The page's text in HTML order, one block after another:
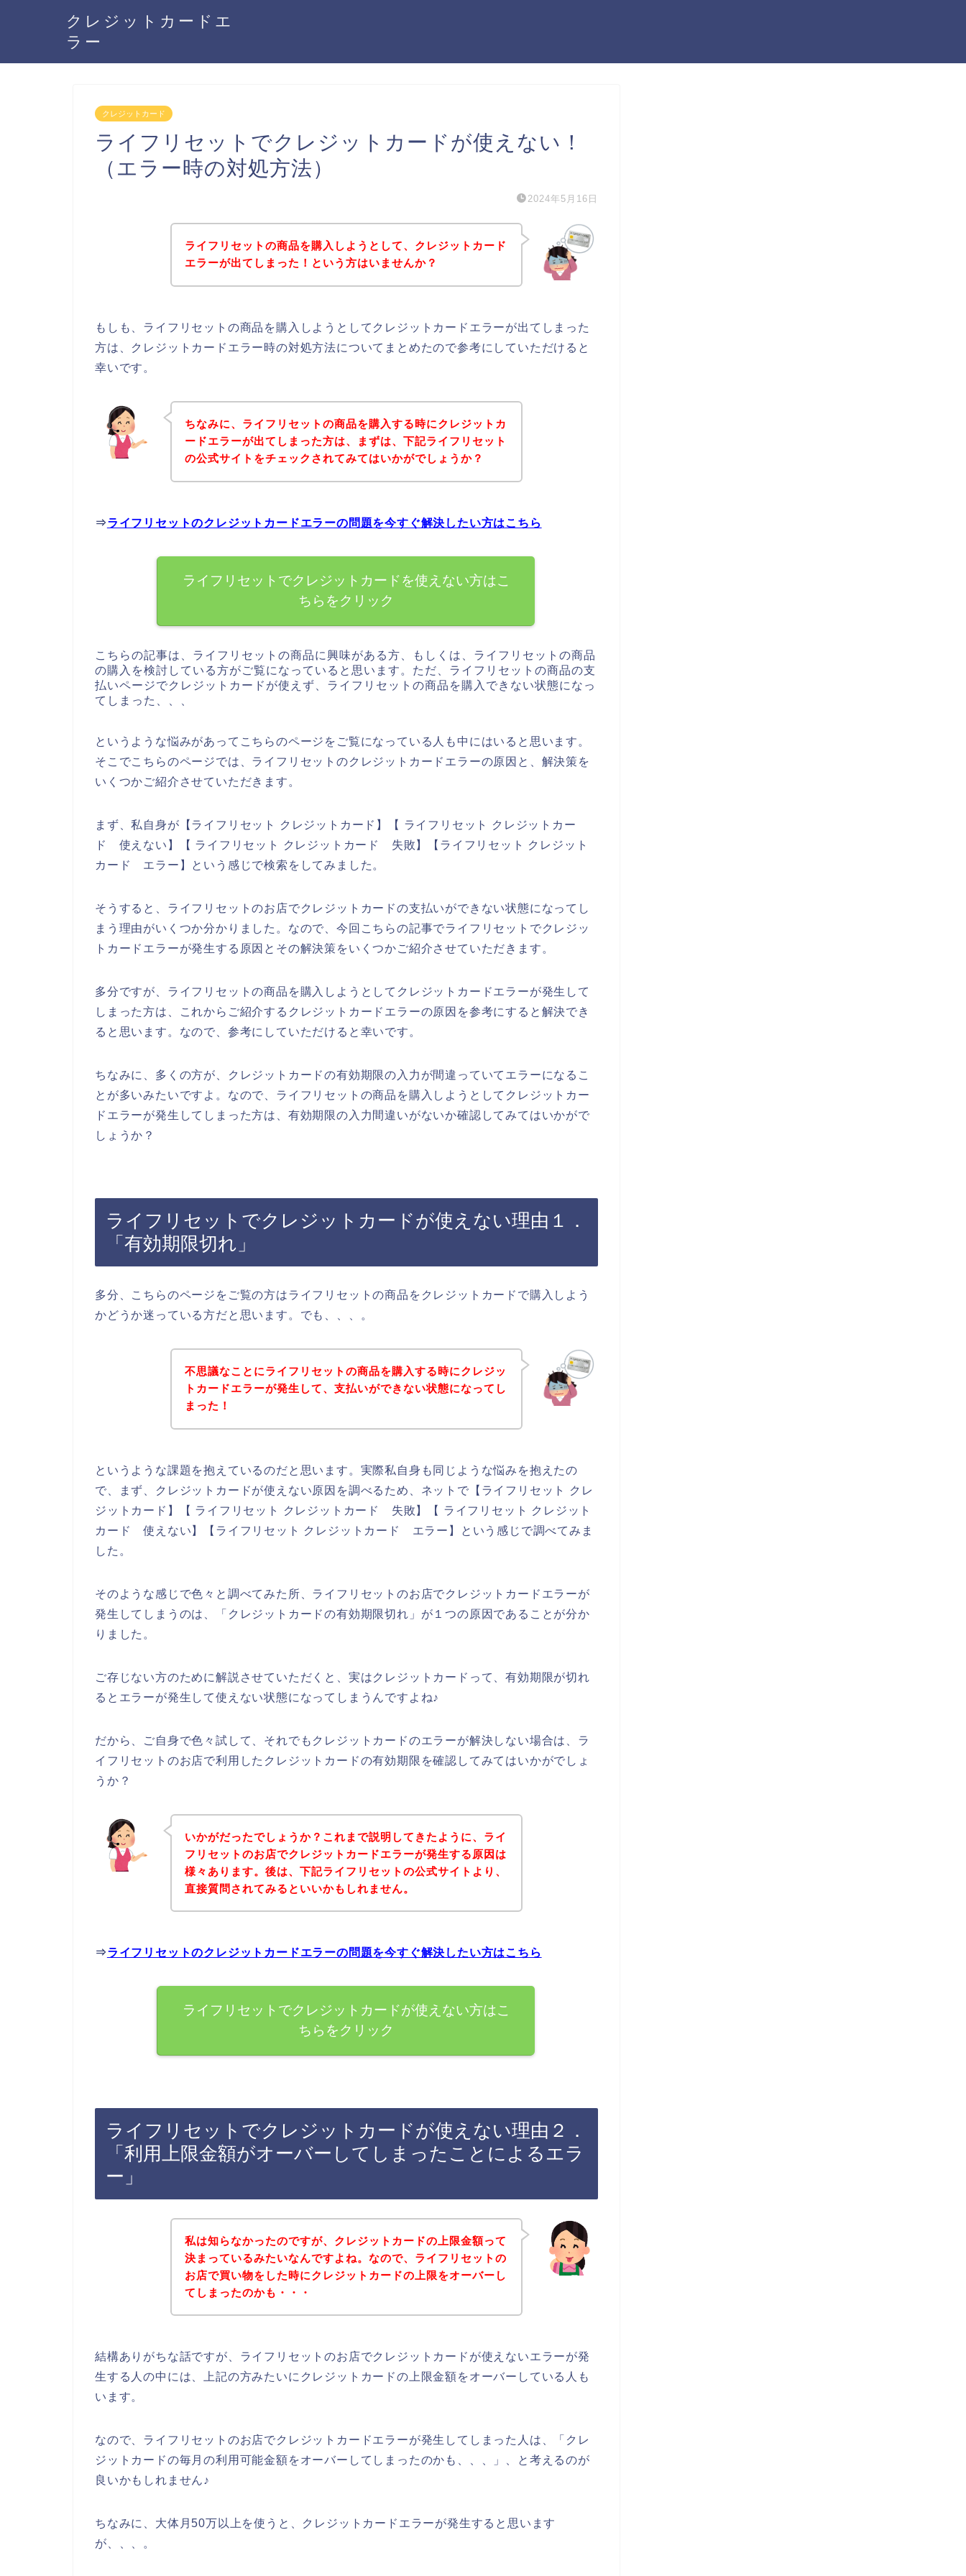
クレジットカードエ
ラー
クレジットカード
ライフリセットでクレジットカードが使えない！
（エラー時の対処方法）
2024年5月16日
ライフリセットの商品を購入しようとして、クレジットカード
エラーが出てしまった！という方はいませんか？
もしも、ライフリセットの商品を購入しようとしてクレジットカードエラーが出てしまった
方は、クレジットカードエラー時の対処方法についてまとめたので参考にしていただけると
幸いです。
ちなみに、ライフリセットの商品を購入する時にクレジットカ
ードエラーが出てしまった方は、まずは、下記ライフリセット
の公式サイトをチェックされてみてはいかがでしょうか？
⇒ライフリセットのクレジットカードエラーの問題を今すぐ解決したい方はこちら
ライフリセットでクレジットカードを使えない方はこ
ちらをクリック
こちらの記事は、ライフリセットの商品に興味がある方、もしくは、ライフリセットの商品
の購入を検討している方がご覧になっていると思います。ただ、ライフリセットの商品の支
払いページでクレジットカードが使えず、ライフリセットの商品を購入できない状態になっ
てしまった、、、
というような悩みがあってこちらのページをご覧になっている人も中にはいると思います。
そこでこちらのページでは、ライフリセットのクレジットカードエラーの原因と、解決策を
いくつかご紹介させていただきます。
まず、私自身が【ライフリセット クレジットカード】【 ライフリセット クレジットカー
ド 使えない】【 ライフリセット クレジットカード 失敗】【ライフリセット クレジット
カード エラー】という感じで検索をしてみました。
そうすると、ライフリセットのお店でクレジットカードの支払いができない状態になってし
まう理由がいくつか分かりました。なので、今回こちらの記事でライフリセットでクレジッ
トカードエラーが発生する原因とその解決策をいくつかご紹介させていただきます。
多分ですが、ライフリセットの商品を購入しようとしてクレジットカードエラーが発生して
しまった方は、これからご紹介するクレジットカードエラーの原因を参考にすると解決でき
ると思います。なので、参考にしていただけると幸いです。
ちなみに、多くの方が、クレジットカードの有効期限の入力が間違っていてエラーになるこ
とが多いみたいですよ。なので、ライフリセットの商品を購入しようとしてクレジットカー
ドエラーが発生してしまった方は、有効期限の入力間違いがないか確認してみてはいかがで
しょうか？
ライフリセットでクレジットカードが使えない理由１．
「有効期限切れ」
多分、こちらのページをご覧の方はライフリセットの商品をクレジットカードで購入しよう
かどうか迷っている方だと思います。でも、、、。
不思議なことにライフリセットの商品を購入する時にクレジッ
トカードエラーが発生して、支払いができない状態になってし
まった！
というような課題を抱えているのだと思います。実際私自身も同じような悩みを抱えたの
で、まず、クレジットカードが使えない原因を調べるため、ネットで【ライフリセット クレ
ジットカード】【 ライフリセット クレジットカード 失敗】【 ライフリセット クレジット
カード 使えない】【ライフリセット クレジットカード エラー】という感じで調べてみま
した。
そのような感じで色々と調べてみた所、ライフリセットのお店でクレジットカードエラーが
発生してしまうのは、「クレジットカードの有効期限切れ」が１つの原因であることが分か
りました。
ご存じない方のために解説させていただくと、実はクレジットカードって、有効期限が切れ
るとエラーが発生して使えない状態になってしまうんですよね♪
だから、ご自身で色々試して、それでもクレジットカードのエラーが解決しない場合は、ラ
イフリセットのお店で利用したクレジットカードの有効期限を確認してみてはいかがでしょ
うか？
いかがだったでしょうか？これまで説明してきたように、ライ
フリセットのお店でクレジットカードエラーが発生する原因は
様々あります。後は、下記ライフリセットの公式サイトより、
直接質問されてみるといいかもしれません。
⇒ライフリセットのクレジットカードエラーの問題を今すぐ解決したい方はこちら
ライフリセットでクレジットカードが使えない方はこ
ちらをクリック
ライフリセットでクレジットカードが使えない理由２．
「利用上限金額がオーバーしてしまったことによるエラ
ー」
私は知らなかったのですが、クレジットカードの上限金額って
決まっているみたいなんですよね。なので、ライフリセットの
お店で買い物をした時にクレジットカードの上限をオーバーし
てしまったのかも・・・
結構ありがちな話ですが、ライフリセットのお店でクレジットカードが使えないエラーが発
生する人の中には、上記の方みたいにクレジットカードの上限金額をオーバーしている人も
います。
なので、ライフリセットのお店でクレジットカードエラーが発生してしまった人は、「クレ
ジットカードの毎月の利用可能金額をオーバーしてしまったのかも、、、」、と考えるのが
良いかもしれません♪
ちなみに、大体月50万以上を使うと、クレジットカードエラーが発生すると思います
が、、、。